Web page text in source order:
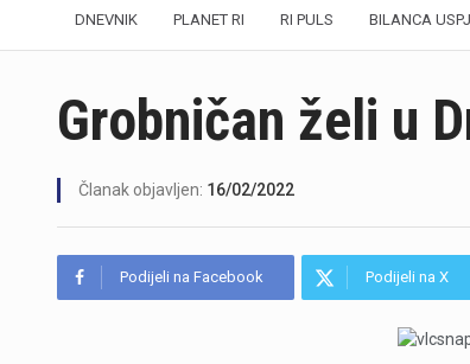
DNEVNIK PLANET RI RI PULS BILANCA
Grobničan želi u
Članak objavljen: 16/02/2022
Podijeli na Facebook Podijeli na X